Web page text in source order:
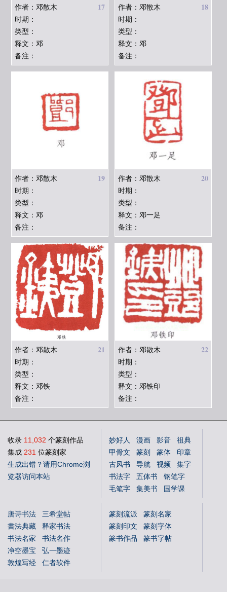
17
作者：邓散木
时期：
类型：
释文：邓
备注：
18
作者：邓散木
时期：
类型：
释文：邓
备注：
19
作者：邓散木
时期：
类型：
释文：邓
备注：
20
作者：邓散木
时期：
类型：
释文：邓一足
备注：
21
作者：邓散木
时期：
类型：
释文：邓铁
备注：
22
作者：邓散木
时期：
类型：
释文：邓铁印
备注：
收录 11,032 个篆刻作品
集成 231 位篆刻家
生成出错？请用Chrome浏
览器访问本站
妙好人 漫画 影音
祖典
甲骨文
篆刻 篆体
印章
古风书
导航 视频
集字
书法字
五体书
钢笔字
毛笔字
集美书
国学课
唐诗书法
三希堂帖
書法典藏
释家书法
书法名家
书法名作
净空墨宝
弘一墨迹
敦煌写经
仁者软件
篆刻流派
篆刻名家
篆刻印文
篆刻字体
篆书作品
篆书字帖